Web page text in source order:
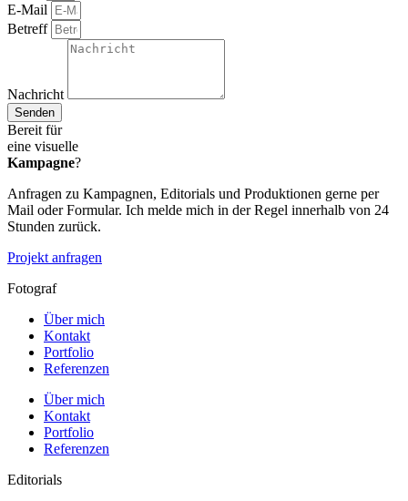
E-Mail
Betreff
Nachricht
Senden
Bereit für
eine visuelle
Kampagne?
Anfragen zu Kampagnen, Editorials und Produktionen gerne per
Mail oder Formular. Ich melde mich in der Regel innerhalb von 24
Stunden zurück.
Projekt anfragen
Fotograf
Über mich
Kontakt
Portfolio
Referenzen
Über mich
Kontakt
Portfolio
Referenzen
Editorials